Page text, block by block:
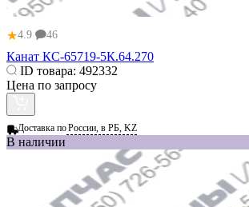
★4.9 46
Канат КС-65719-5К.64.270
ID товара: 492332
Цена по запросу
Доставка поРоссии, в РБ, KZ
В наличии